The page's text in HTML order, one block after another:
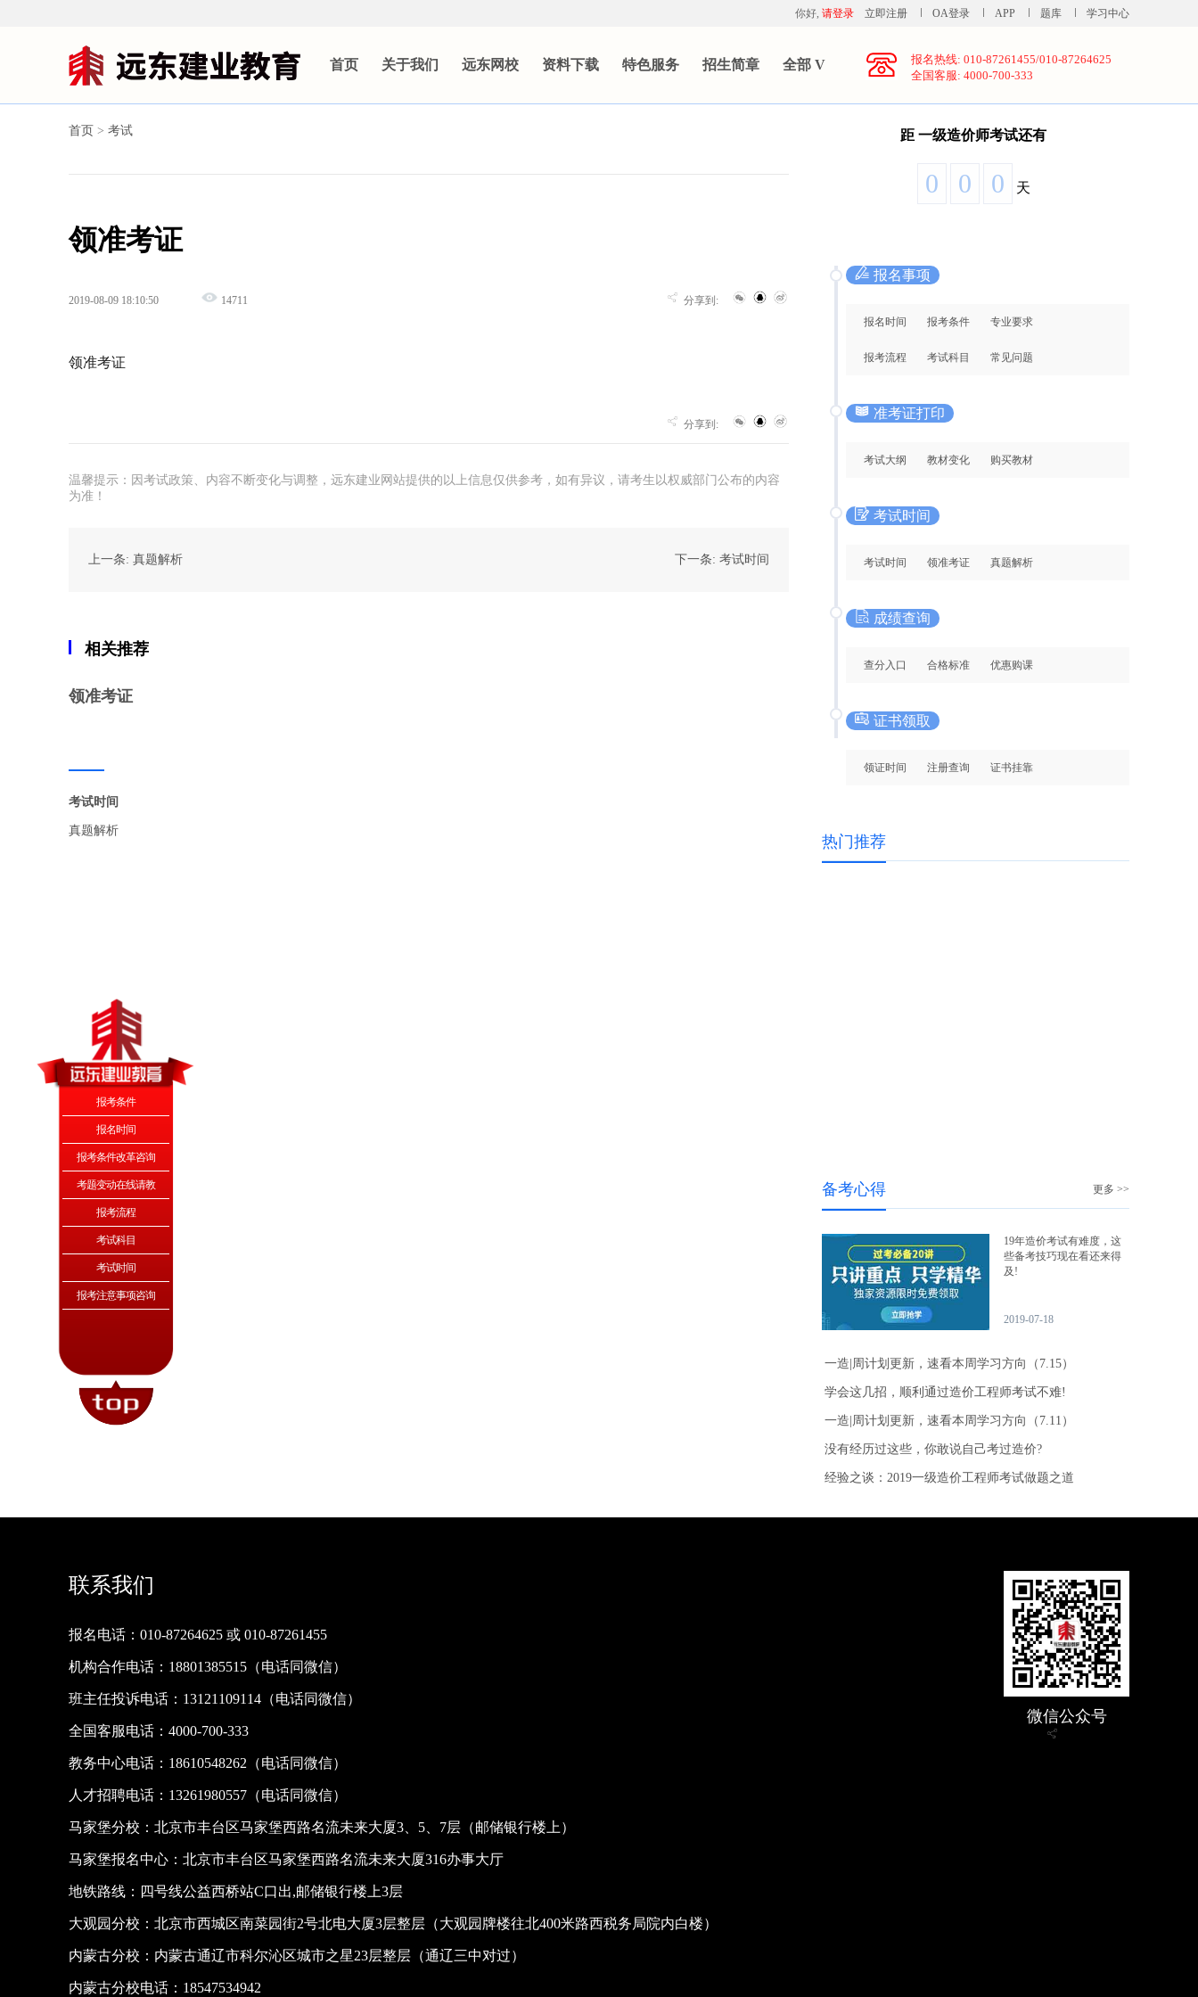
你好, 请登录 立即注册 OA登录 APP 题库 学习中心
首页 关于我们 远东网校 资料下载 特色服务 招生简章 全部 V
报名热线: 010-87261455/010-87264625
全国客服: 4000-700-333
首页 > 考试
领准考证
2019-08-09 18:10:50 14711 分享到:
领准考证
分享到:
温馨提示：因考试政策、内容不断变化与调整，远东建业网站提供的以上信息仅供参考，如有异议，请考生以权威部门公布的内容
为准！
上一条: 真题解析 下一条: 考试时间
相关推荐
领准考证
考试时间
真题解析
距 一级造价师考试还有
0 0 0 天
报名事项
报名时间 报考条件 专业要求
报考流程 考试科目 常见问题
准考证打印
考试大纲 教材变化 购买教材
考试时间
考试时间 领准考证 真题解析
成绩查询
查分入口 合格标准 优惠购课
证书领取
领证时间 注册查询 证书挂靠
热门推荐
备考心得 更多 >>
19年造价考试有难度，这
些备考技巧现在看还来得
及!
2019-07-18
一造|周计划更新，速看本周学习方向（7.15）
学会这几招，顺利通过造价工程师考试不难!
一造|周计划更新，速看本周学习方向（7.11）
没有经历过这些，你敢说自己考过造价?
经验之谈：2019一级造价工程师考试做题之道
联系我们
报名电话：010-87264625 或 010-87261455
机构合作电话：18801385515（电话同微信）
班主任投诉电话：13121109114（电话同微信）
全国客服电话：4000-700-333
教务中心电话：18610548262（电话同微信）
人才招聘电话：13261980557（电话同微信）
马家堡分校：北京市丰台区马家堡西路名流未来大厦3、5、7层（邮储银行楼上）
马家堡报名中心：北京市丰台区马家堡西路名流未来大厦316办事大厅
地铁路线：四号线公益西桥站C口出,邮储银行楼上3层
大观园分校：北京市西城区南菜园街2号北电大厦3层整层（大观园牌楼往北400米路西税务局院内白楼）
内蒙古分校：内蒙古通辽市科尔沁区城市之星23层整层（通辽三中对过）
内蒙古分校电话：18547534942
微信公众号
报考条件
报名时间
报考条件改革咨询
考题变动在线请教
报考流程
考试科目
考试时间
报考注意事项咨询